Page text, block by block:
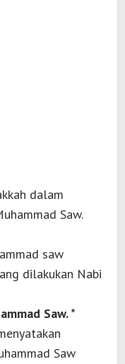
dalam
Saw.
saw
dilakukan Nabi
Saw. *
Saw